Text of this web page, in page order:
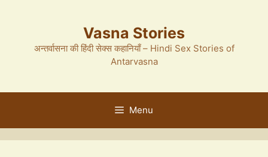
Vasna Stories
अन्तर्वासना की हिंदी सेक्स कहानियाँ – Hindi Sex Stories of
Antarvasna
Menu